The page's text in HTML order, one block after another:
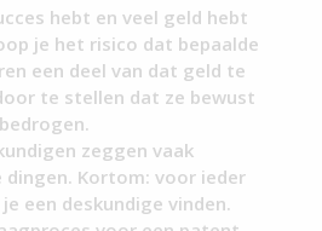
hebt en veel geld hebt
je het risico dat bepaalde
een deel van dat geld te
te stellen dat ze bewust
zeggen vaak
Kortom: voor ieder
een deskundige vinden.